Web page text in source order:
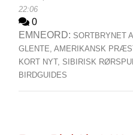
22:06
0
EMNEORD: SORTBRYNET
GLENTE, AMERIKANSK
KORT NYT, SIBIRISK
BIRDGUIDES